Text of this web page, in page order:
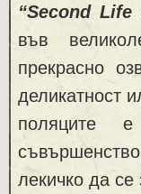
“Second Life
във
прекрасно
деликатност
поляците
лекичко да се